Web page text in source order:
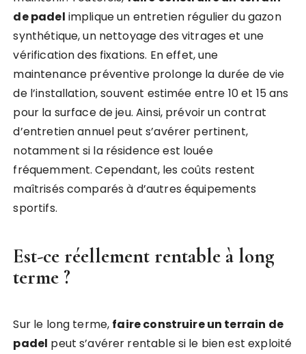
de padel implique un entretien régulier du gazon
synthétique, un nettoyage des vitrages et une
vérification des fixations. En effet, une
maintenance préventive prolonge la durée de vie
de l’installation, souvent estimée entre 10 et 15 ans
pour la surface de jeu. Ainsi, prévoir un contrat
d’entretien annuel peut s’avérer pertinent,
notamment si la résidence est louée
fréquemment. Cependant, les coûts restent
maîtrisés comparés à d’autres équipements
sportifs.
Est-ce réellement rentable à long
terme ?
Sur le long terme, faire construire un terrain de
padel peut s’avérer rentable si le bien est exploité